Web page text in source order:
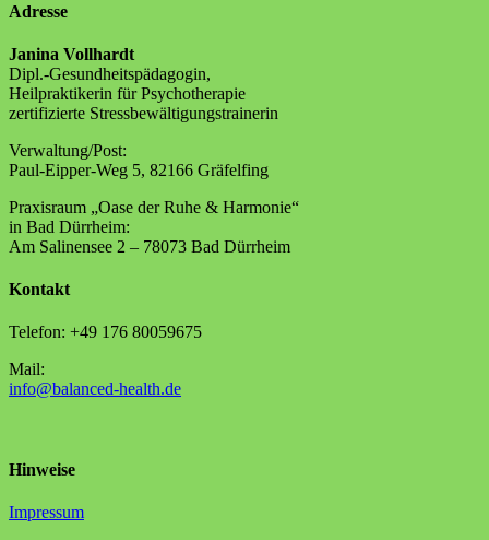
Adresse
Janina Vollhardt
Dipl.-Gesundheitspädagogin,
Heilpraktikerin für Psychotherapie
zertifizierte Stressbewältigungstrainerin
Verwaltung/Post:
Paul-Eipper-Weg 5, 82166 Gräfelfing
Praxisraum „Oase der Ruhe & Harmonie“
in Bad Dürrheim:
Am Salinensee 2 – 78073 Bad Dürrheim
Kontakt
Telefon: +49 176 80059675
Mail:
info@balanced-health.de
Hinweise
Impressum